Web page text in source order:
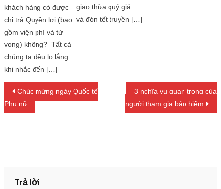
khách hàng có được
chi trả Quyền lợi (bao
gồm viện phí và tử
vong) không? Tất cả
chúng ta đều lo lắng
khi nhắc đến […]
giao thừa quý giá
và đón tết truyền […]
Điều hướng bài viết
Chúc mừng ngày Quốc tế
Phụ nữ
3 nghĩa vụ quan trọng của
người tham gia bảo hiểm
Trả lời